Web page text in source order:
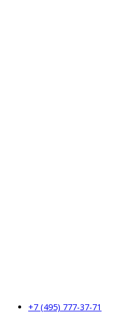
+7 (495) 777-37-71